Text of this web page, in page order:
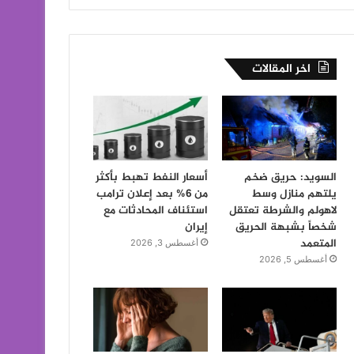
اخر المقالات
السويد: حريق ضخم
يلتهم منازل وسط
لاهولم والشرطة تعتقل
شخصاً بشبهة الحريق
المتعمد
أغسطس 5, 2026
أسعار النفط تهبط بأكثر
من 6% بعد إعلان ترامب
استئناف المحادثات مع
إيران
أغسطس 3, 2026